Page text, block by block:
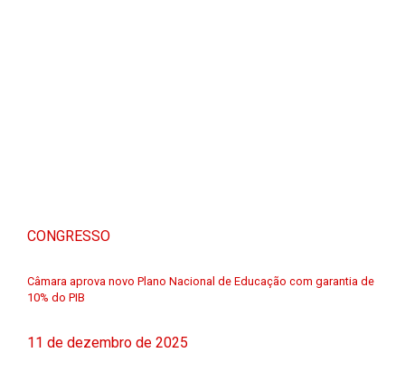
CONGRESSO
Câmara aprova novo Plano Nacional de Educação com garantia de
10% do PIB
11 de dezembro de 2025